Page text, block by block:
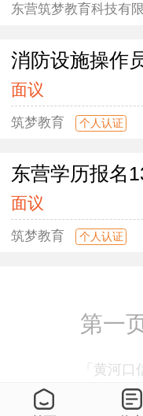
东营筑梦教育科技有
消防设施操作
面议
筑梦教育 个人认证
东营学历报名
面议
筑梦教育 个人认证
第一
「黄河口